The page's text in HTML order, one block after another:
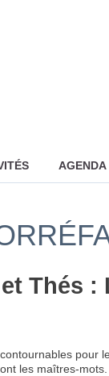
AGENDA
Thés
les maîtres-mots.